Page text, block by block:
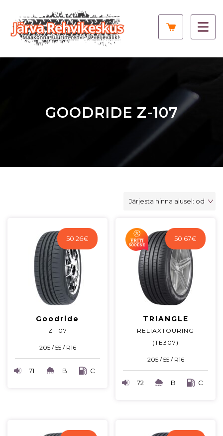
GOODRIDE Z-107
50.26€
Goodride
Z-107
205 / 55 / R16
71 B C
50.67€
TRIANGLE
RELIAXTOURING
(TE307)
205 / 55 / R16
72 B C